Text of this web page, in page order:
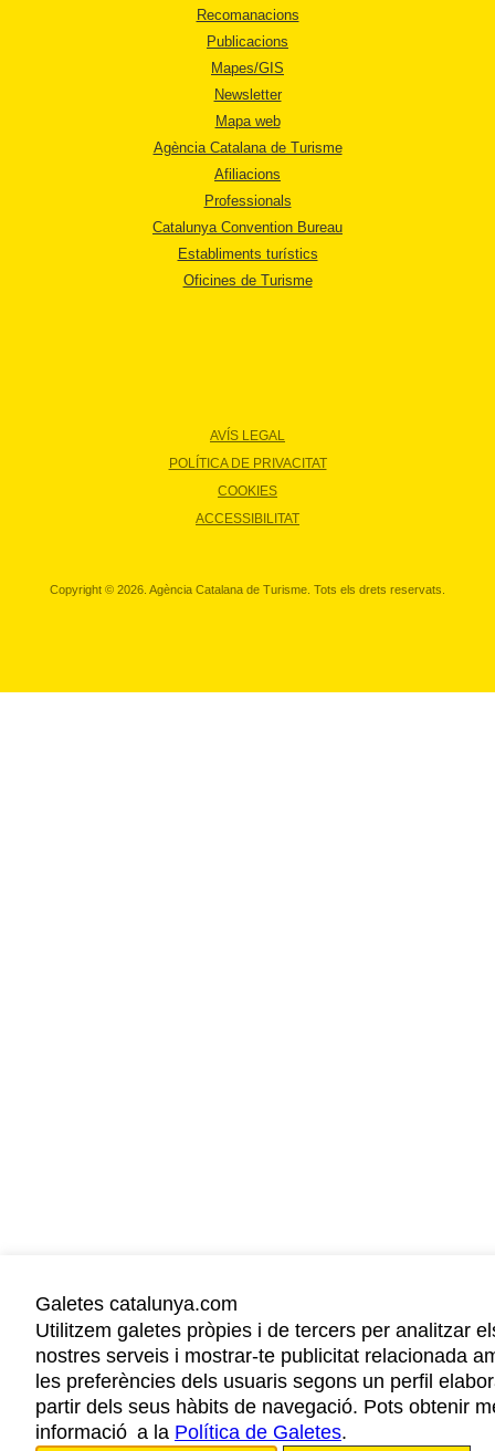
Recomanacions
Publicacions
Mapes/GIS
Newsletter
Mapa web
Agència Catalana de Turisme
Afiliacions
Professionals
Catalunya Convention Bureau
Establiments turístics
Oficines de Turisme
AVÍS LEGAL
POLÍTICA DE PRIVACITAT
COOKIES
ACCESSIBILITAT
Copyright © 2026. Agència Catalana de Turisme. Tots els drets reservats.
Galetes catalunya.com
Utilitzem galetes pròpies i de tercers per analitzar
nostres serveis i mostrar-te publicitat relacionada
les preferències dels usuaris segons un perfil
partir dels seus hàbits de navegació. Pots obtenir
informació a la Política de Galetes.